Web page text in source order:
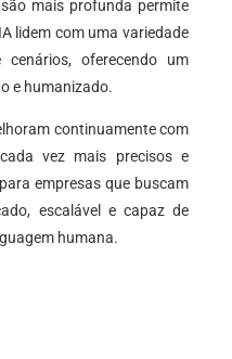
mais profunda permite
lidem com uma variedade
oferecendo um
e humanizado.
continuamente com
vez mais precisos e
empresas que buscam
escalável e capaz de
humana.